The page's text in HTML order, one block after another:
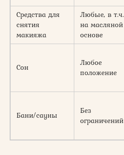
Средства для
снятия
макияжа
Любые, в т.ч.
на масляной
основе
Сон
Любое
положение
Бани/сауны
Без
ограничений